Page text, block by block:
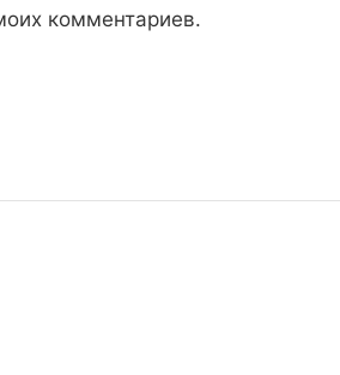
комментариев.